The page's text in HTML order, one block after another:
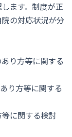
ます。制度が正
の対応状況が分
り方等に関する
り方等に関する
に関する検討